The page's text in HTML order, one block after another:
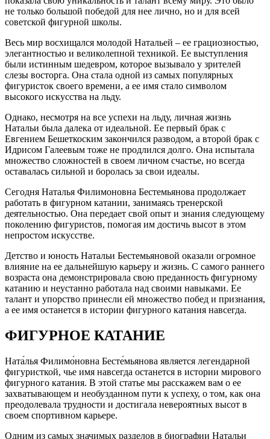
не только большой победой для нее лично, но и для всей
советской фигурной школы.
Весь мир восхищался молодой Натальей – ее грациозностью,
элегантностью и великолепной техникой. Ее выступления
были истинным шедевром, которое вызывало у зрителей
слезы восторга. Она стала одной из самых популярных
фигуристок своего времени, а ее имя стало символом
высокого искусства на льду.
Однако, несмотря на все успехи на льду, личная жизнь
Натальи была далека от идеальной. Ее первый брак с
Евгением Бешеткоским закончился разводом, а второй брак с
Идрисом Галеевым тоже не продлился долго. Она испытала
множество сложностей в своем личном счастье, но всегда
оставалась сильной и боролась за свои идеалы.
Сегодня Наталья Филимоновна Бестемьянова продолжает
работать в фигурном катании, занимаясь тренерской
деятельностью. Она передает свой опыт и знания следующему
поколению фигуристов, помогая им достичь высот в этом
непростом искусстве.
Детство и юность Натальи Бестемьяновой оказали огромное
влияние на ее дальнейшую карьеру и жизнь. С самого раннего
возраста она демонстрировала свою преданность фигурному
катанию и неустанно работала над своими навыками. Ее
талант и упорство принесли ей множество побед и признания,
а ее имя останется в истории фигурного катания навсегда.
ФИГУРНОЕ КАТАНИЕ
Ната́лья Филимо́новна Бесте́мьянова является легендарной
фигуристкой, чье имя навсегда останется в истории мирового
фигурного катания. В этой статье мы расскажем вам о ее
захватывающем и необузданном пути к успеху, о том, как она
преодолевала трудности и достигала невероятных высот в
своем спортивном карьере.
Одним из самых значимых разделов в биографии Натальи